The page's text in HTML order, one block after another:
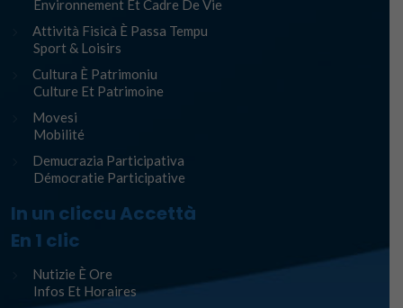
Environnement Et Cadre De Vie
Attività Fisicà È Passa Tempu
Sport & Loisirs
Cultura È Patrimoniu
Culture Et Patrimoine
Movesi
Mobilité
Demucrazia Participativa
Démocratie Participative
In un cliccu Accettà
En 1 clic
Nutizie È Ore
Infos Et Horaires